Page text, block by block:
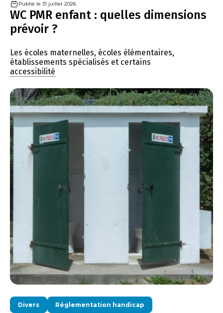
Publié le 31 juillet 2026
WC PMR enfant : quelles dimensions
prévoir ?
Les écoles maternelles, écoles élémentaires,
établissements spécialisés et certains
accessibilité
Divers Réglementation handicap